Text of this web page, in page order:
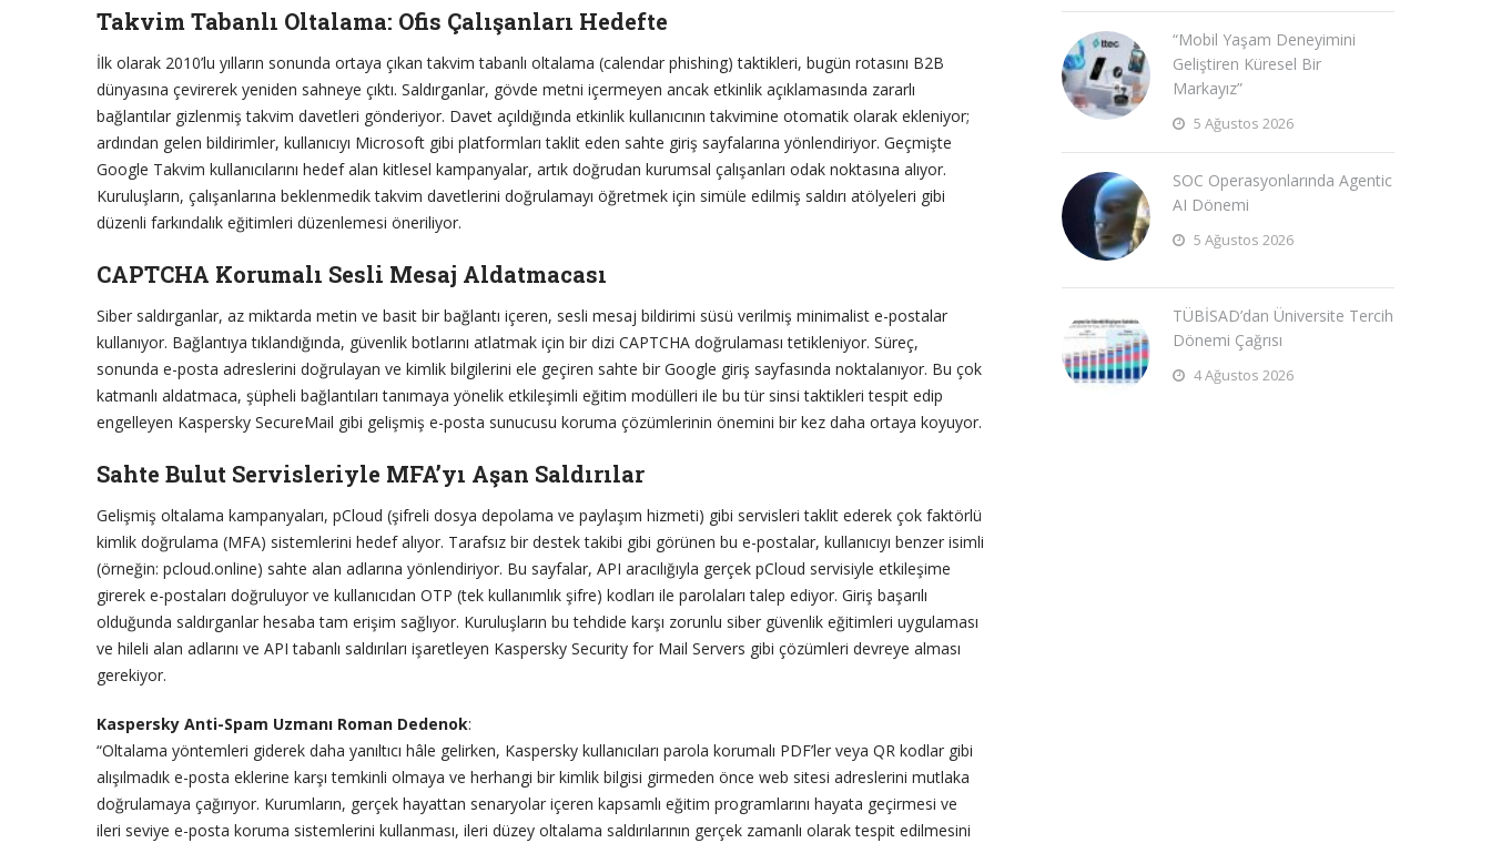
Takvim Tabanlı Oltalama: Ofis Çalışanları Hedefte
İlk olarak 2010’lu yılların sonunda ortaya çıkan takvim tabanlı oltalama (calendar phishing) taktikleri, bugün rotasını B2B
dünyasına çevirerek yeniden sahneye çıktı. Saldırganlar, gövde metni içermeyen ancak etkinlik açıklamasında zararlı
bağlantılar gizlenmiş takvim davetleri gönderiyor. Davet açıldığında etkinlik kullanıcının takvimine otomatik olarak ekleniyor;
ardından gelen bildirimler, kullanıcıyı Microsoft gibi platformları taklit eden sahte giriş sayfalarına yönlendiriyor. Geçmişte
Google Takvim kullanıcılarını hedef alan kitlesel kampanyalar, artık doğrudan kurumsal çalışanları odak noktasına alıyor.
Kuruluşların, çalışanlarına beklenmedik takvim davetlerini doğrulamayı öğretmek için simüle edilmiş saldırı atölyeleri gibi
düzenli farkındalık eğitimleri düzenlemesi öneriliyor.
CAPTCHA Korumalı Sesli Mesaj Aldatmacası
Siber saldırganlar, az miktarda metin ve basit bir bağlantı içeren, sesli mesaj bildirimi süsü verilmiş minimalist e-postalar
kullanıyor. Bağlantıya tıklandığında, güvenlik botlarını atlatmak için bir dizi CAPTCHA doğrulaması tetikleniyor. Süreç,
sonunda e-posta adreslerini doğrulayan ve kimlik bilgilerini ele geçiren sahte bir Google giriş sayfasında noktalanıyor. Bu çok
katmanlı aldatmaca, şüpheli bağlantıları tanımaya yönelik etkileşimli eğitim modülleri ile bu tür sinsi taktikleri tespit edip
engelleyen Kaspersky SecureMail gibi gelişmiş e-posta sunucusu koruma çözümlerinin önemini bir kez daha ortaya koyuyor.
Sahte Bulut Servisleriyle MFA’yı Aşan Saldırılar
Gelişmiş oltalama kampanyaları, pCloud (şifreli dosya depolama ve paylaşım hizmeti) gibi servisleri taklit ederek çok faktörlü
kimlik doğrulama (MFA) sistemlerini hedef alıyor. Tarafsız bir destek takibi gibi görünen bu e-postalar, kullanıcıyı benzer isimli
(örneğin: pcloud.online) sahte alan adlarına yönlendiriyor. Bu sayfalar, API aracılığıyla gerçek pCloud servisiyle etkileşime
girerek e-postaları doğruluyor ve kullanıcıdan OTP (tek kullanımlık şifre) kodları ile parolaları talep ediyor. Giriş başarılı
olduğunda saldırganlar hesaba tam erişim sağlıyor. Kuruluşların bu tehdide karşı zorunlu siber güvenlik eğitimleri uygulaması
ve hileli alan adlarını ve API tabanlı saldırıları işaretleyen Kaspersky Security for Mail Servers gibi çözümleri devreye alması
gerekiyor.
Kaspersky Anti-Spam Uzmanı Roman Dedenok:
“Oltalama yöntemleri giderek daha yanıltıcı hâle gelirken, Kaspersky kullanıcıları parola korumalı PDF’ler veya QR kodlar gibi
alışılmadık e-posta eklerine karşı temkinli olmaya ve herhangi bir kimlik bilgisi girmeden önce web sitesi adreslerini mutlaka
doğrulamaya çağırıyor. Kurumların, gerçek hayattan senaryolar içeren kapsamlı eğitim programlarını hayata geçirmesi ve
ileri seviye e-posta koruma sistemlerini kullanması, ileri düzey oltalama saldırılarının gerçek zamanlı olarak tespit edilmesini
“Mobil Yaşam Deneyimini
Geliştiren Küresel Bir
Markayız”
5 Ağustos 2026
SOC Operasyonlarında Agentic
AI Dönemi
5 Ağustos 2026
TÜBİSAD’dan Üniversite Tercih
Dönemi Çağrısı
4 Ağustos 2026